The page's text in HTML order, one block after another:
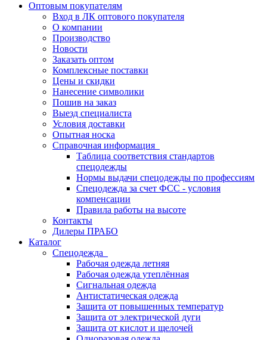
Оптовым покупателям
Вход в ЛК оптового покупателя
О компании
Производство
Новости
Заказать оптом
Комплексные поставки
Цены и скидки
Нанесение символики
Пошив на заказ
Выезд специалиста
Условия доставки
Опытная носка
Справочная информация
Таблица соответствия стандартов
спецодежды
Нормы выдачи спецодежды по профессиям
Спецодежда за счет ФСС - условия
компенсации
Правила работы на высоте
Контакты
Дилеры ПРАБО
Каталог
Спецодежда
Рабочая одежда летняя
Рабочая одежда утеплённая
Сигнальная одежда
Антистатическая одежда
Защита от повышенных температур
Защита от электрической дуги
Защита от кислот и щелочей